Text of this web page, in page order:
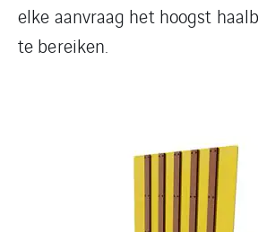
elke aanvraag het hoogst
te bereiken.